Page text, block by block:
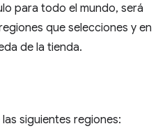
para todo el mundo, será
que selecciones y en
de la tienda.
siguientes regiones: